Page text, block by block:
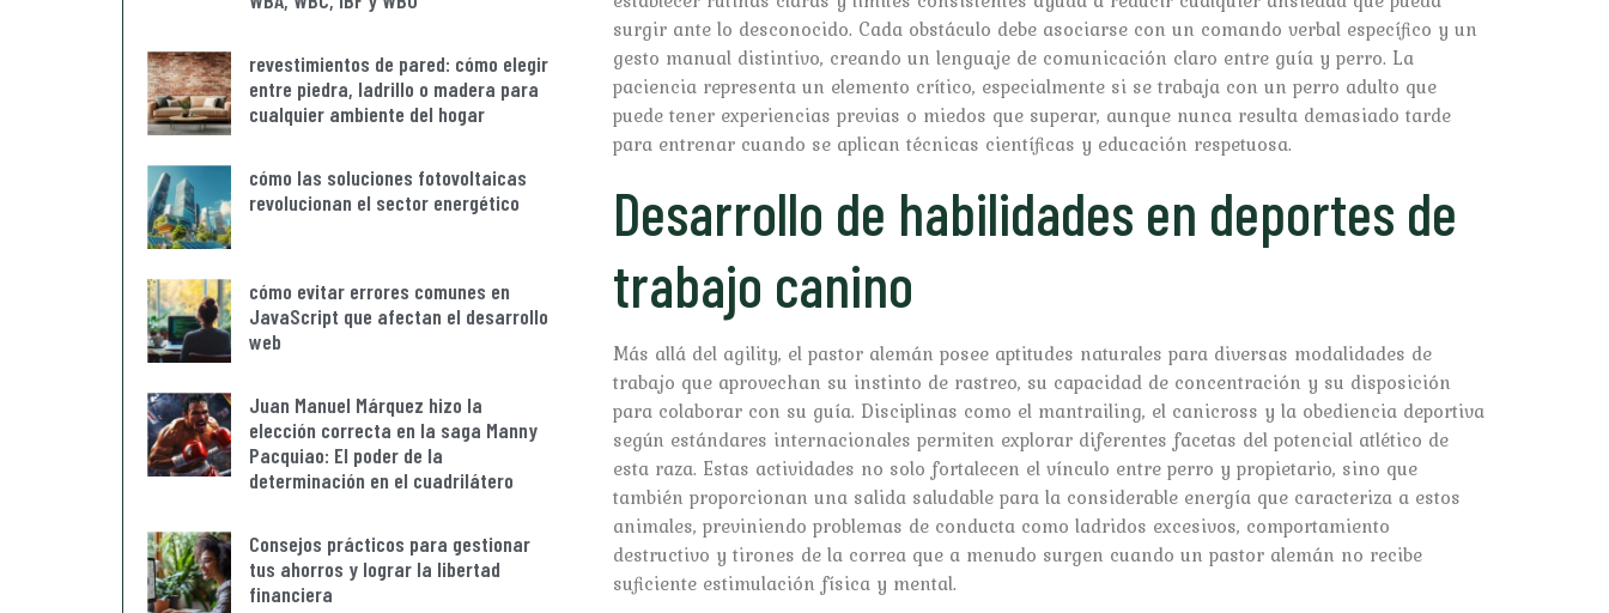
revestimientos de pared: cómo elegir
entre piedra, ladrillo o madera para
cualquier ambiente del hogar
cómo las soluciones fotovoltaicas
revolucionan el sector energético
cómo evitar errores comunes en
JavaScript que afectan el desarrollo
web
Juan Manuel Márquez hizo la
elección correcta en la saga Manny
Pacquiao: El poder de la
determinación en el cuadrilátero
Consejos prácticos para gestionar
tus ahorros y lograr la libertad
financiera
surgir ante lo desconocido. Cada obstáculo debe asociarse con un comando verbal específico y un
gesto manual distintivo, creando un lenguaje de comunicación claro entre guía y perro. La
paciencia representa un elemento crítico, especialmente si se trabaja con un perro adulto que
puede tener experiencias previas o miedos que superar, aunque nunca resulta demasiado tarde
para entrenar cuando se aplican técnicas científicas y educación respetuosa.
Desarrollo de habilidades en deportes de
trabajo canino
Más allá del agility, el pastor alemán posee aptitudes naturales para diversas modalidades de
trabajo que aprovechan su instinto de rastreo, su capacidad de concentración y su disposición
para colaborar con su guía. Disciplinas como el mantrailing, el canicross y la obediencia deportiva
según estándares internacionales permiten explorar diferentes facetas del potencial atlético de
esta raza. Estas actividades no solo fortalecen el vínculo entre perro y propietario, sino que
también proporcionan una salida saludable para la considerable energía que caracteriza a estos
animales, previniendo problemas de conducta como ladridos excesivos, comportamiento
destructivo y tirones de la correa que a menudo surgen cuando un pastor alemán no recibe
suficiente estimulación física y mental.